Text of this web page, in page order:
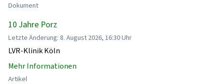
Dokument
10 Jahre Porz
Letzte Änderung: 8. August 2026, 16:30 Uhr
LVR-Klinik Köln
Mehr Informationen
Artikel